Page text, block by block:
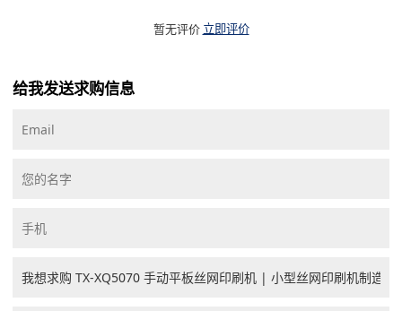
暂无评价 立即评价
给我发送求购信息